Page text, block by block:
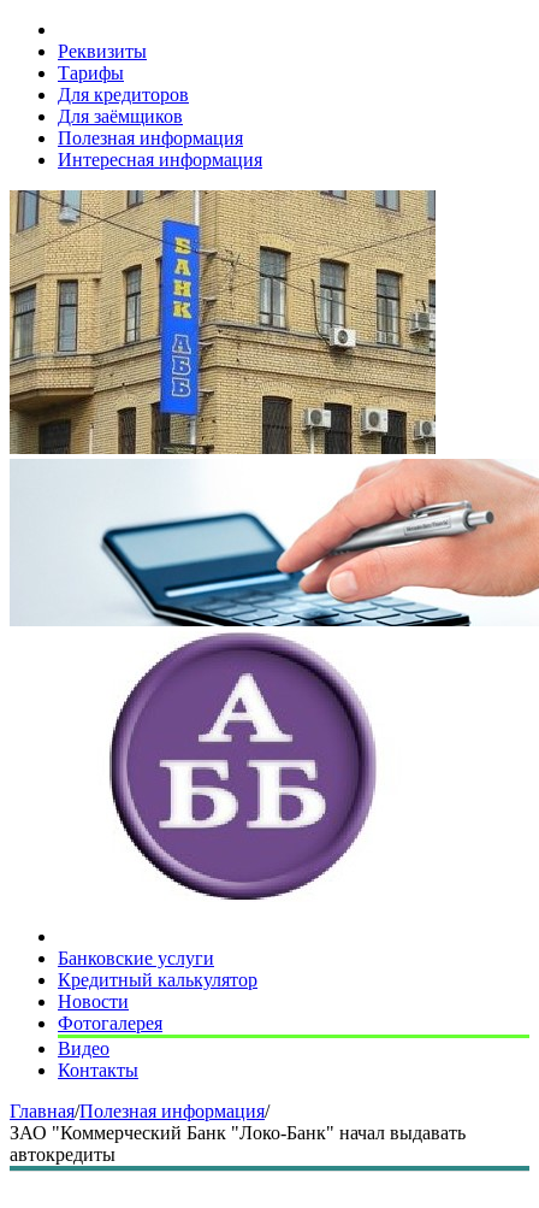
Реквизиты
Тарифы
Для кредиторов
Для заёмщиков
Полезная информация
Интересная информация
Банковские услуги
Кредитный калькулятор
Новости
Фотогалерея
Видео
Контакты
Главная/Полезная информация/
ЗАО "Коммерческий Банк "Локо-Банк" начал выдавать
автокредиты